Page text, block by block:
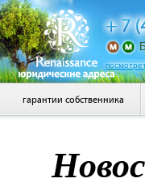
гарантии собственника